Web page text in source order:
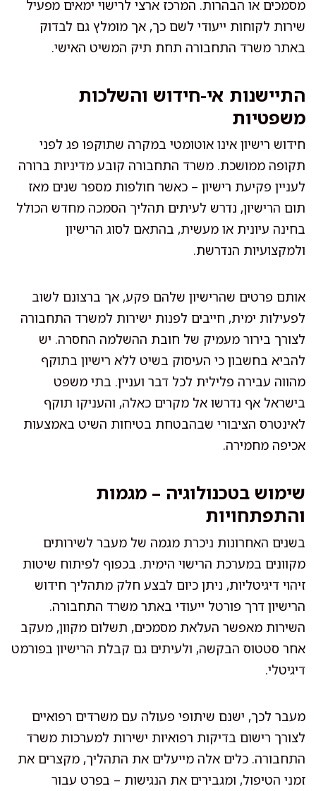
מסמכים או הבהרות. המרכז ארצי לרישוי ימאים מפעיל
שירות לקוחות ייעודי לשם כך, אך מומלץ גם לבדוק
באתר משרד התחבורה תחת תיק המשיט האישי.
התיישנות אי-חידוש והשלכות
משפטיות
חידוש רישיון אינו אוטומטי במקרה שתוקפו פג לפני
תקופה ממושכת. משרד התחבורה קובע מדיניות ברורה
לעניין פקיעת רישיון – כאשר חולפות מספר שנים מאז
תום הרישיון, נדרש לעיתים תהליך הסמכה מחדש הכולל
בחינה עיונית או מעשית, בהתאם לסוג הרישיון
ולמקצועיות הנדרשת.
אותם פרטים שהרישיון שלהם פקע, אך ברצונם לשוב
לפעילות ימית, חייבים לפנות ישירות למשרד התחבורה
לצורך בירור מעמיק של חובת ההשלמה החסרה. יש
להביא בחשבון כי העיסוק בשיט ללא רישיון בתוקף
מהווה עבירה פלילית לכל דבר ועניין. בתי משפט
בישראל אף נדרשו אל מקרים כאלה, והעניקו תוקף
לאינטרס הציבורי שבהבטחת בטיחות השיט באמצעות
אכיפה מחמירה.
שימוש בטכנולוגיה – מגמות
והתפתחויות
בשנים האחרונות ניכרת מגמה של מעבר לשירותים
מקוונים במערכת הרישוי הימית. בכפוף לפיתוח שיטות
זיהוי דיגיטליות, ניתן כיום לבצע חלק מתהליך חידוש
הרישיון דרך פורטל ייעודי באתר משרד התחבורה.
השירות מאפשר העלאת מסמכים, תשלום מקוון, מעקב
אחר סטטוס הבקשה, ולעיתים גם קבלת הרישיון בפורמט
דיגיטלי.
מעבר לכך, ישנם שיתופי פעולה עם משרדים רפואיים
לצורך רישום בדיקות רפואיות ישירות למערכות משרד
התחבורה. כלים אלה מייעלים את התהליך, מקצרים את
זמני הטיפול, ומגבירים את הנגישות – בפרט עבור